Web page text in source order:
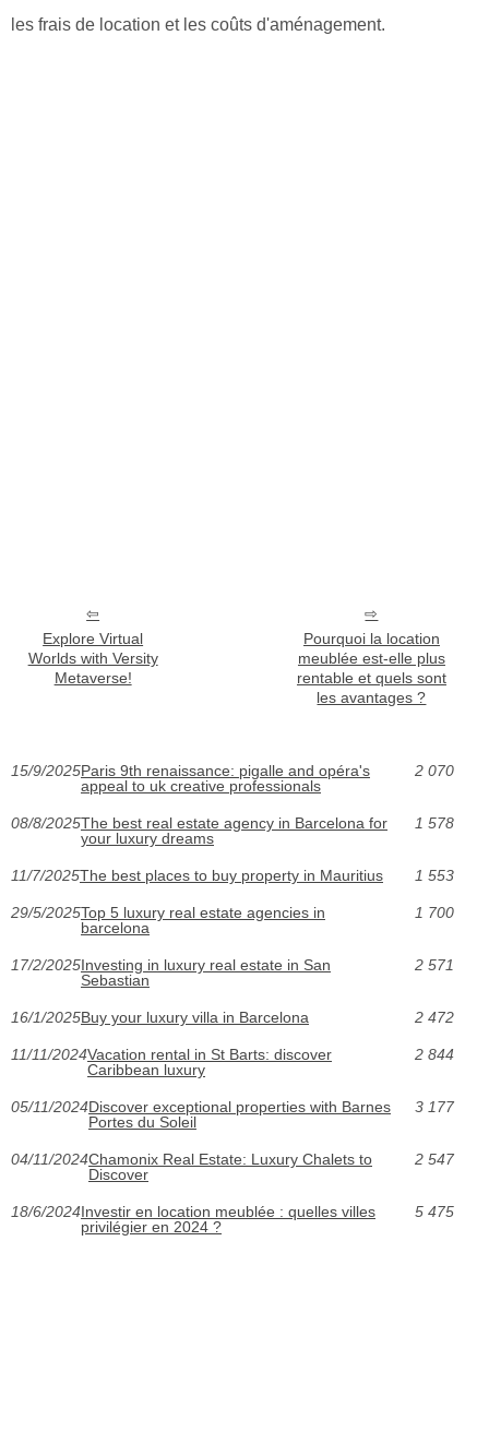
les frais de location et les coûts d'aménagement.
Explore Virtual
Worlds with Versity
Metaverse!
Pourquoi la location
meublée est-elle plus
rentable et quels sont
les avantages ?
15/9/2025Paris 9th renaissance: pigalle and opéra's
appeal to uk creative professionals
2 070
08/8/2025The best real estate agency in Barcelona for
your luxury dreams
1 578
11/7/2025The best places to buy property in Mauritius 1 553
29/5/2025Top 5 luxury real estate agencies in
barcelona
1 700
17/2/2025Investing in luxury real estate in San
Sebastian
2 571
16/1/2025Buy your luxury villa in Barcelona 2 472
11/11/2024Vacation rental in St Barts: discover
Caribbean luxury
2 844
05/11/2024Discover exceptional properties with Barnes
Portes du Soleil
3 177
04/11/2024Chamonix Real Estate: Luxury Chalets to
Discover
2 547
18/6/2024Investir en location meublée : quelles villes
privilégier en 2024 ?
5 475